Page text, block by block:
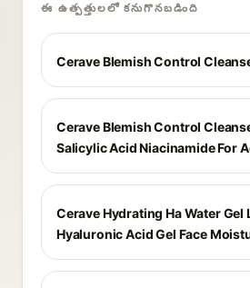
ఈ ఉత్పత్తులలో కనుగొనబడింది
Cerave Blemish Control
Cerave Blemish Control
Salicylic Acid Niacinamide For
Cerave Hydrating Ha Water
Hyaluronic Acid Gel Face